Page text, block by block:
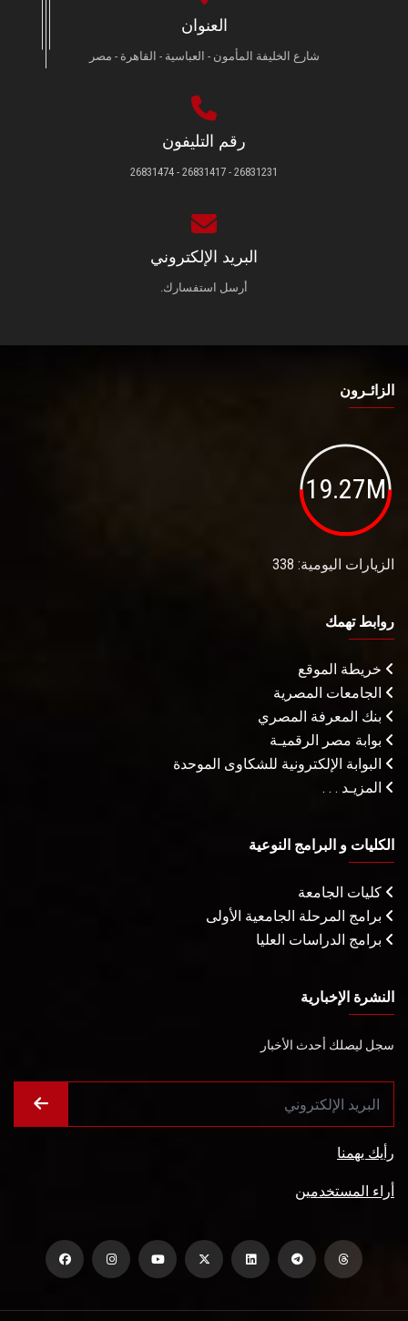
العنوان
شارع الخليفة المأمون - العباسية - القاهرة - مصر
رقم التليفون
26831231 - 26831417 - 26831474
البريد الإلكتروني
أرسل استفسارك.
الزائـرون
19.27M
الزيارات اليومية: 338
روابط تهمك
خريطة الموقع
الجامعات المصرية
بنك المعرفة المصري
بوابة مصر الرقميـة
البوابة الإلكترونية للشكاوى الموحدة
المزيـد . . .
الكليات و البرامج النوعية
كليات الجامعة
برامج المرحلة الجامعية الأولى
برامج الدراسات العليا
النشرة الإخبارية
سجل ليصلك أحدث الأخبار
رأيك يهمنا
أراء المستخدمين